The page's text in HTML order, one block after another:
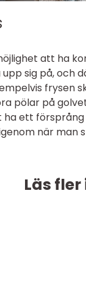
att ha
sig på, och
frysen
pölar på
ett
när man
Läs